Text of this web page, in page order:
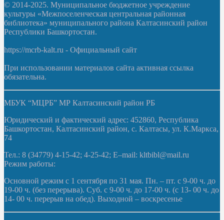
© 2014-2025. Муниципальное бюджетное учреждение
культуры «Межпоселенческая центральная районная
библиотека» муниципального района Калтасинский район
Республики Башкортостан.
https://mcrb-kalt.ru - Официальный сайт
При использовании материалов сайта активная ссылка
обязательна.
МБУК “МЦРБ” МР Калтасинский район РБ
Юридический и фактический адрес: 452860, Республика
Башкортостан, Калтасинский район, с. Калтасы, ул. К.Маркса,
74
Тел.: 8 (34779) 4-15-42; 4-25-42; E–mail: kltbibl@mail.ru
Режим работы:
Основной режим с 1 сентября по 31 мая. Пн. – пт. с 9-00 ч. до
19-00 ч. (без перерыва). Суб. с 9-00 ч. до 17-00 ч. (с 13- 00 ч. до
14- 00 ч. перерыв на обед). Выходной – воскресенье